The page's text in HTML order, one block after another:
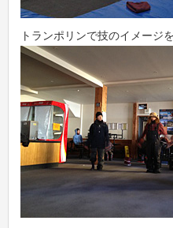
トランポリンで技のイメージ